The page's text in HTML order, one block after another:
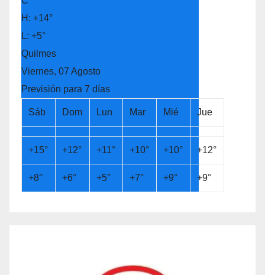
H: +14°
L: +5°
Quilmes
Viernes, 07 Agosto
Previsión para 7 días
Sáb Dom Lun Mar Mié Jue
+15° +12° +11° +10° +10° +12°
+8° +6° +5° +7° +9° +9°